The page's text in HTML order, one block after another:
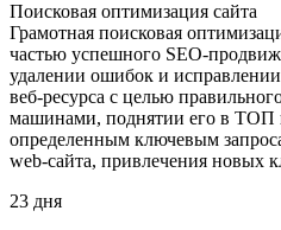
Поисковая оптимизация сайта
Грамотная поисковая
частью успешного SEO-
удалении ошибок и
веб-ресурса с целью
машинами, поднятии его в ТОП
определенным ключевым
web-сайта, привлечения новых
23 дня